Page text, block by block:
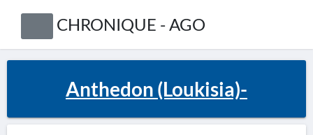
CHRONIQUE - AGO
Anthedon (Loukisia)-